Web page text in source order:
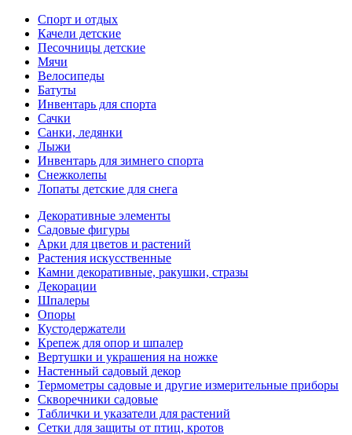
Спорт и отдых
Качели детские
Песочницы детские
Мячи
Велосипеды
Батуты
Инвентарь для спорта
Сачки
Санки, ледянки
Лыжи
Инвентарь для зимнего спорта
Снежколепы
Лопаты детские для снега
Декоративные элементы
Садовые фигуры
Арки для цветов и растений
Растения искусственные
Камни декоративные, ракушки, стразы
Декорации
Шпалеры
Опоры
Кустодержатели
Крепеж для опор и шпалер
Вертушки и украшения на ножке
Настенный садовый декор
Термометры садовые и другие измерительные приборы
Скворечники садовые
Таблички и указатели для растений
Сетки для защиты от птиц, кротов